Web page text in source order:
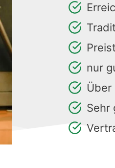
nur
Über
Sehr